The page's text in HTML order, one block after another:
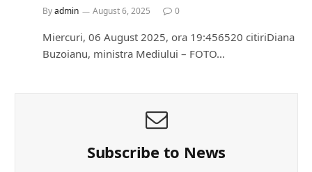
Byadmin August 6, 2025 0
Miercuri, 06 August 2025, ora 19:456520 citiriDiana
Buzoianu, ministra Mediului – FOTO…
Subscribe to News